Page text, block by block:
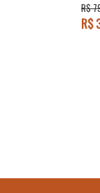
R$
R$